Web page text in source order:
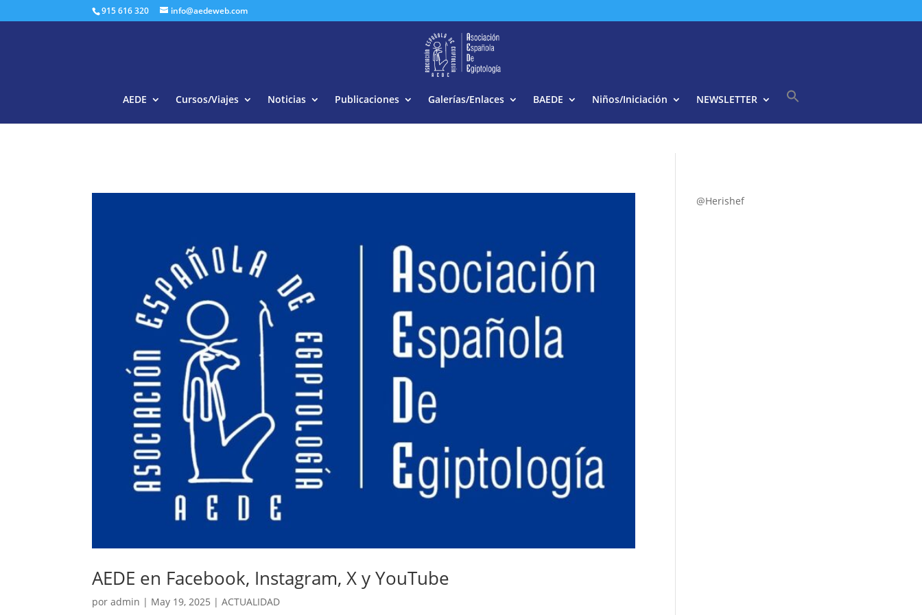
915 616 320 info@aedeweb.com
AEDE Cursos/Viajes Noticias Publicaciones Galerías/Enlaces BAEDE Niños/Iniciación NEWSLETTER
AEDE en Facebook, Instagram, X y YouTube
poradmin | May 19, 2025 |ACTUALIDAD
@Herishef